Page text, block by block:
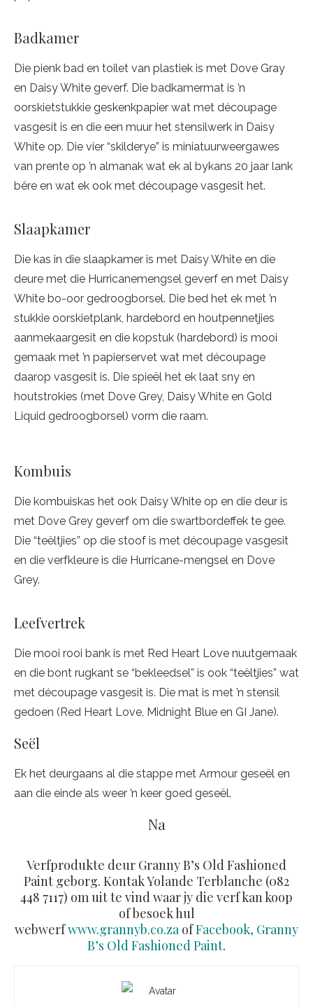
Badkamer
Die pienk bad en toilet van plastiek is met Dove Gray
en Daisy White geverf. Die badkamermat is ’n
oorskietstukkie geskenkpapier wat met découpage
vasgesit is en die een muur het stensilwerk in Daisy
White op. Die vier “skilderye” is miniatuurweergawes
van prente op ’n almanak wat ek al bykans 20 jaar lank
bêre en wat ek ook met découpage vasgesit het.
Slaapkamer
Die kas in die slaapkamer is met Daisy White en die
deure met die Hurricanemengsel geverf en met Daisy
White bo-oor gedroogborsel. Die bed het ek met ’n
stukkie oorskietplank, hardebord en houtpennetjies
aanmekaargesit en die kopstuk (hardebord) is mooi
gemaak met ’n papierservet wat met découpage
daarop vasgesit is. Die spieël het ek laat sny en
houtstrokies (met Dove Grey, Daisy White en Gold
Liquid gedroogborsel) vorm die raam.
Kombuis
Die kombuiskas het ook Daisy White op en die deur is
met Dove Grey geverf om die swartbordeffek te gee.
Die “teëltjies” op die stoof is met découpage vasgesit
en die verfkleure is die Hurricane-mengsel en Dove
Grey.
Leefvertrek
Die mooi rooi bank is met Red Heart Love nuutgemaak
en die bont rugkant se “bekleedsel” is ook “teëltjies” wat
met découpage vasgesit is. Die mat is met ’n stensil
gedoen (Red Heart Love, Midnight Blue en GI Jane).
Seël
Ek het deurgaans al die stappe met Armour geseël en
aan die einde als weer ’n keer goed geseël.
Na
Verfprodukte deur Granny B’s Old Fashioned
Paint geborg. Kontak Yolande Terblanche (082
448 7117) om uit te vind waar jy die verf kan koop
of besoek hul
webwerfwww.grannyb.co.zaofFacebook, Granny
B’s Old Fashioned Paint.